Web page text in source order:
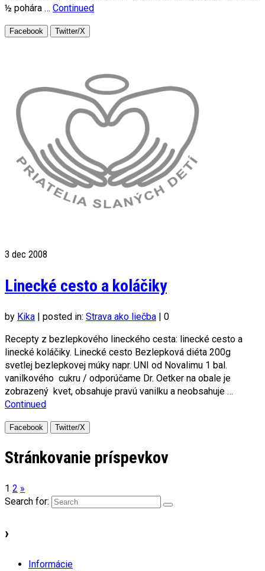
½ pohára … Continued
Facebook Twitter/X
3 dec 2008
Linecké cesto a koláčiky
by Kika | posted in: Strava ako liečba | 0
Recepty z bezlepkového lineckého cesta: linecké cesto a
linecké koláčiky. Linecké cesto Bezlepková diéta 200g
svetlej bezlepkovej múky napr. UNI od Novalimu 1 bal.
vanilkového cukru / odporúčame Dr. Oetker na obale je
zobrazený kvet, obsahuje pravú vanilku a neobsahuje …
Continued
Facebook Twitter/X
Stránkovanie príspevkov
1 2 »
Search for:
›
Informácie